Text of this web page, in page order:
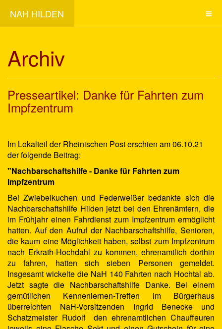
NAH HILDEN
Archiv
Presseartikel: Danke für Fahrten zum
Impfzentrum
Im Lokalteil der Rheinischen Post erschien am 06.10.21
der folgende Beitrag:
"Nachbarschaftshilfe - Danke für Fahrten zum
Impfzentrum
Bei Zwiebelkuchen und Federweißer bedankte sich die
Nachbarschaftshilfe Hilden jetzt bei den Ehrenämtern, die
im Frühjahr einen Fahrdienst zum Impfzentrum ermöglicht
hatten. Auf den Aufruf der Nachbarschaftshilfe, Senioren,
die kaum eine Möglichkeit haben, selbst zum Impfzentrum
nach Erkrath-Hochdahl zu kommen, ehrenamtlich dorthin
zu fahren, hatten sich sieben Personen gemeldet.
Insgesamt wickelte die NaH 140 Fahrten nach Hochtal ab.
Jetzt sagte die Nachbarschaftshilfe Danke. Bei einem
gemütlichen Kennenlernen-Treffen im Bürgerhaus
überreichten NaH-Vorsitzenden Ingrid Benecke und
Schatzmeister Rudolf den ehrenamtlichen Chauffeuren